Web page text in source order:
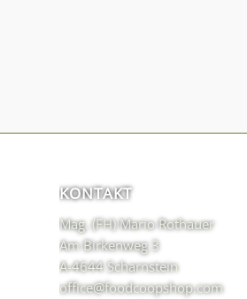
KONTAKT
Mag. (FH) Mario Rothauer
Am Birkenweg 3
A-4644 Scharnstein
office@foodcoopshop.com